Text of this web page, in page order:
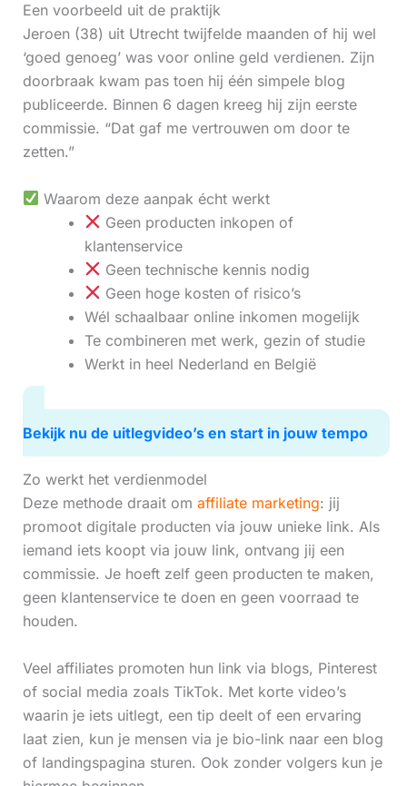
Een voorbeeld uit de praktijk
Jeroen (38) uit Utrecht twijfelde maanden of hij wel
‘goed genoeg’ was voor online geld verdienen. Zijn
doorbraak kwam pas toen hij één simpele blog
publiceerde. Binnen 6 dagen kreeg hij zijn eerste
commissie. “Dat gaf me vertrouwen om door te
zetten.”
Waarom deze aanpak écht werkt
Geen producten inkopen of
klantenservice
Geen technische kennis nodig
Geen hoge kosten of risico’s
Wél schaalbaar online inkomen mogelijk
Te combineren met werk, gezin of studie
Werkt in heel Nederland en België
Bekijk nu de uitlegvideo’s en start in jouw tempo
Zo werkt het verdienmodel
Deze methode draait om affiliate marketing: jij
promoot digitale producten via jouw unieke link. Als
iemand iets koopt via jouw link, ontvang jij een
commissie. Je hoeft zelf geen producten te maken,
geen klantenservice te doen en geen voorraad te
houden.
Veel affiliates promoten hun link via blogs, Pinterest
of social media zoals TikTok. Met korte video’s
waarin je iets uitlegt, een tip deelt of een ervaring
laat zien, kun je mensen via je bio-link naar een blog
of landingspagina sturen. Ook zonder volgers kun je